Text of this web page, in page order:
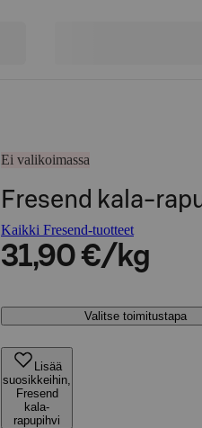
Ei valikoimassa
Fresend kala-
Kaikki Fresend-tuotteet
31,90 €/kg
Valitse toimitustapa
Lisää
suosikkeihin,
Fresend
kala-
rapupihvi